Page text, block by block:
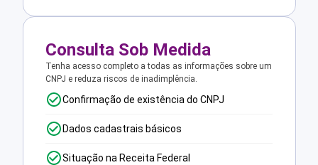
Consulta Sob Medida
Tenha acesso completo a todas as informações sobre um
CNPJ e reduza riscos de inadimplência.
Confirmação de existência do CNPJ
Dados cadastrais básicos
Situação na Receita Federal